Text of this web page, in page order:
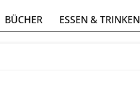
BÜCHER ESSEN & TRINKEN